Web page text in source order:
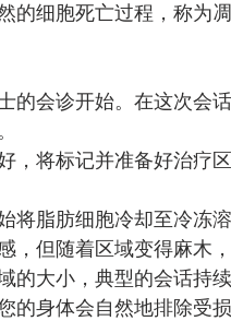
的细胞死亡过程，称为
的会诊开始。在这次会
，将标记并准备好治疗
将脂肪细胞冷却至冷冻
，但随着区域变得麻木
的大小，典型的会话持
的身体会自然地排除受